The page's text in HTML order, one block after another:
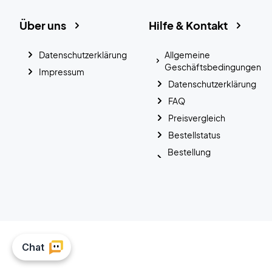
Hilfe & Kontakt
Allgemeine
Geschäftsbedingungen
Datenschutzerklärung
FAQ
Preisvergleich
Bestellstatus
Bestellung
Über uns
Datenschutzerklärung
Impressum